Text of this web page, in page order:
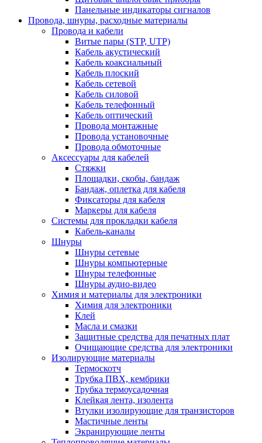
Панельные индикаторы сигналов
Провода, шнуры, расходные материалы
Провода и кабели
Витые пары (STP, UTP)
Кабель акустический
Кабель коаксиальный
Кабель плоский
Кабель сетевой
Кабель силовой
Кабель телефонный
Кабель оптический
Провода монтажные
Провода установочные
Провода обмоточные
Аксессуары для кабелей
Стяжки
Площадки, скобы, бандаж
Бандаж, оплетка для кабеля
Фиксаторы для кабеля
Маркеры для кабеля
Системы для прокладки кабеля
Кабель-каналы
Шнуры
Шнуры сетевые
Шнуры компьютерные
Шнуры телефонные
Шнуры аудио-видео
Химия и материалы для электроники
Химия для электроники
Клей
Масла и смазки
Защитные средства для печатных плат
Очищающие средства для электроники
Изолирующие материалы
Термоскотч
Трубка ПВХ, кембрики
Трубка термоусадочная
Клейкая лента, изолента
Втулки изолирующие для транзисторов
Мастичные ленты
Экранирующие ленты